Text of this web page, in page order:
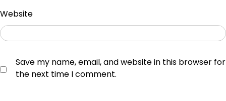
Website
Save my name, email, and website in this browser for
the next time I comment.